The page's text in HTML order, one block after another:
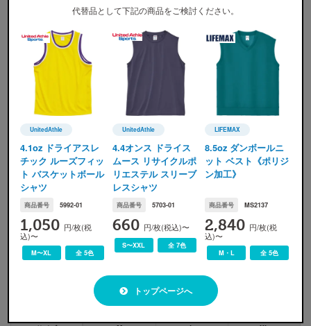
カラー展開
ﾎﾜｲﾄ/ﾌﾞﾗｯｸ ﾌﾞﾗｯｸ/ﾎﾜｲﾄ ﾚｯﾄﾞ/ﾌﾞﾗｯｸ
画像ですので実際の色味とは若干の誤差が生じます。ご了承ください。
代替品として下記の商品をご検討ください。
UnitedAthle
UnitedAthle(ユナイテッドアスレ)
4.1oz ドライアスレ
チック ルーズフィッ
ト バスケットボール
シャツ
商品番号 5992-01
1,050 円/枚(税
込)〜
M〜XL 全 5色
UnitedAthle
UnitedAthle(ユナイテッドアスレ)
4.4オンス ドライス
ムース リサイクルポ
リエステル スリーブ
レスシャツ
商品番号 5703-01
660 円/枚(税込)〜
S〜XXL 全 7色
LIFEMAX
LIFEMAX(ライフマック
8.5oz ダンボールニ
ット ベスト《ポリジ
ン加工》
商品番号 MS2137
2,840 円/枚(税
込)〜
M・L 全 5色
トップページへ